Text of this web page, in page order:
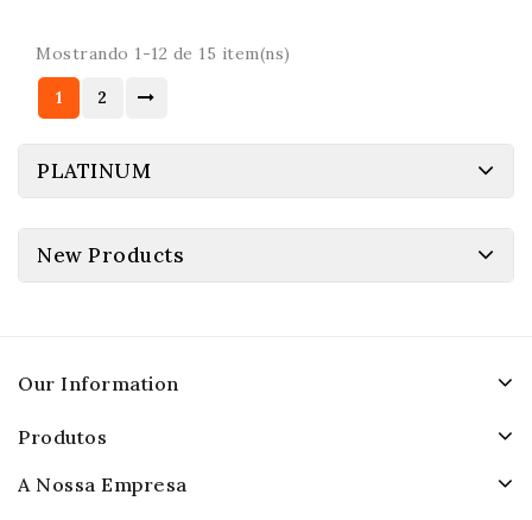
Mostrando 1-12 de 15 item(ns)
1 2
PLATINUM
New Products
Our Information
Produtos
A Nossa Empresa